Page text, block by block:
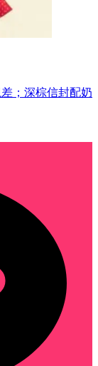
；深棕信封配奶